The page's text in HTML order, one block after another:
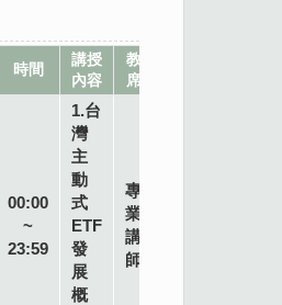
時間
講授
內容
教
席
00:00
~
23:59
1.台
灣
主
動
式
ETF
發
展
概
專
業
講
師